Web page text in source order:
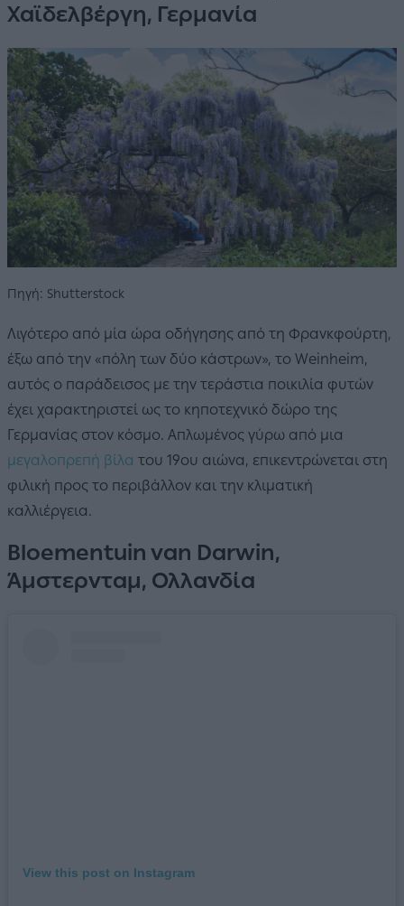
Χαϊδελβέργη, Γερμανία
Πηγή: Shutterstock
Λιγότερο από μία ώρα οδήγησης από τη Φρανκφούρτη,
έξω από την «πόλη των δύο κάστρων», το Weinheim,
αυτός ο παράδεισος με την τεράστια ποικιλία φυτών
έχει χαρακτηριστεί ως το κηποτεχνικό δώρο της
Γερμανίας στον κόσμο. Απλωμένος γύρω από μια
μεγαλοπρεπή βίλα του 19ου αιώνα, επικεντρώνεται στη
φιλική προς το περιβάλλον και την κλιματική
καλλιέργεια.
Bloementuin van Darwin,
Άμστερνταμ, Ολλανδία
View this post on Instagram